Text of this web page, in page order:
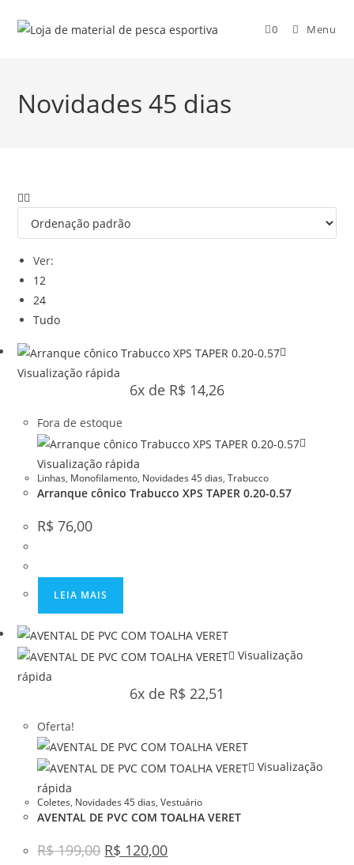
0 Menu
Novidades 45 dias
Ver:
12
24
Tudo
Visualização rápida
6x de R$ 14,26
Fora de estoque
Visualização rápida
Linhas, Monofilamento, Novidades 45 dias,Trabucco
Arranque cônico Trabucco XPS TAPER 0.20-0.57
R$ 76,00
LEIA MAIS
Visualização
rápida
6x de R$ 22,51
Oferta!
Visualização
rápida
Coletes, Novidades 45 dias,Vestuário
AVENTAL DE PVC COM TOALHA VERET
R$199,00 R$ 120,00